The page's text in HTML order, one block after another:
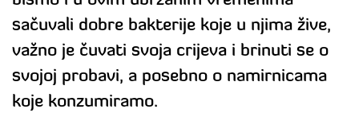
sačuvali dobre bakterije koje u njima žive,
važno je čuvati svoja crijeva i brinuti se o
svojoj probavi, a posebno o namirnicama
koje konzumiramo.